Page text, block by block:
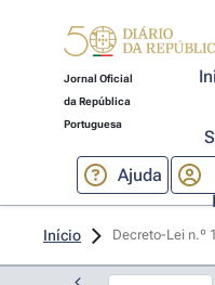
Jornal Oficial
da República
Portuguesa
Ajuda
Início Decreto-Lei n.º